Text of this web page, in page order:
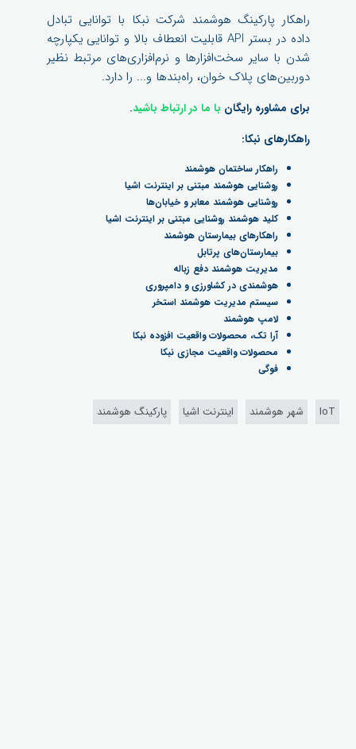
راهکار پارکینگ هوشمند شرکت نبکا با توانایی تبادل
داده در بستر API قابلیت انعطاف بالا و توانایی یکپارچه
شدن با سایر سخت‌افزارها و نرم‌افزاری‌های مرتبط نظیر
دوربین‌های پلاک خوان، راه‌بندها و... را دارد.
برای مشاوره رایگان با ما در ارتباط باشید.
راهکارهای نبکا:
راهکار ساختمان هوشمند
روشنایی هوشمند مبتنی بر اینترنت اشیا
روشنایی هوشمند معابر و خیابان‌ها
کلید هوشمند روشنایی مبتنی بر اینترنت اشیا
راهکارهای بیمارستان هوشمند
بیمارستان‌های پرتابل
مدیریت هوشمند دفع زباله
هوشمندی در کشاورزی و دامپروری
سیستم مدیریت هوشمند استخر
لامپ هوشمند
آرا تک، محصولات واقعیت افزوده نبکا
محصولات واقعیت مجازی نبکا
فوگی
IoT شهر هوشمند اینترنت اشیا پارکینگ هوشمند